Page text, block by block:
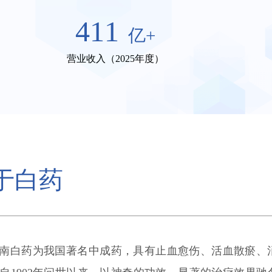
411 亿+
营业收入（2025年度）
白药
白药为我国著名中成药，具有止血愈伤、活血散瘀、